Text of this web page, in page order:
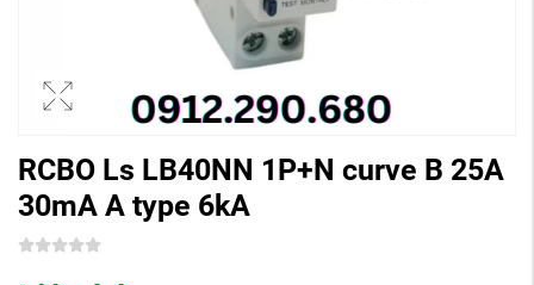
RCBO Ls LB40NN 1P+N curve B 25A
30mA A type 6kA